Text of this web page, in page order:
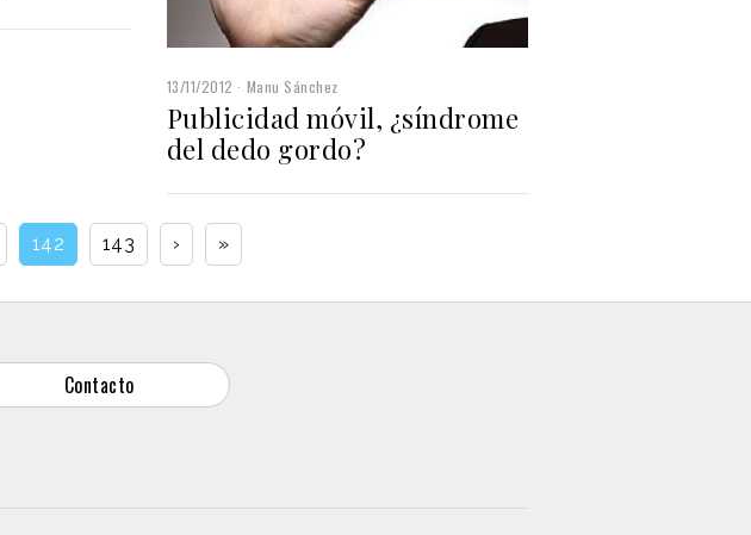
13/11/2012 Manu Sánchez
Publicidad móvil, ¿síndrome
del dedo gordo?
142 143 › »
Contacto